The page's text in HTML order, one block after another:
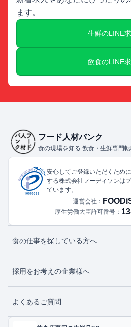
ます。
生鮮のLINE
飲食のLINE
フード人材バンク
食の現場を知る 飲食・生鮮専門
安心してご登録いただくため
する株式会社フーディソンは
ています。
運営会社：
厚生労働大臣許可番号：
食の仕事を探している方へ
採用をお考えの企業様へ
よくあるご質問